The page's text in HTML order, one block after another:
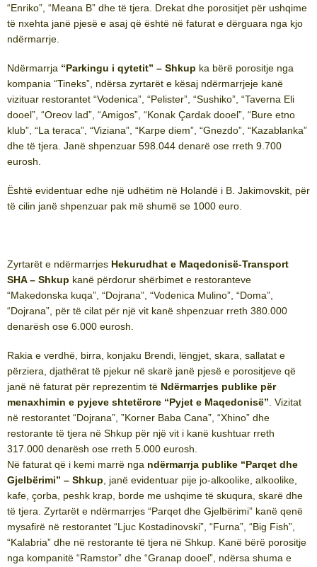
“Enriko”, “Meana B” dhe të tjera. Drekat dhe porositjet për ushqime
të nxehta janë pjesë e asaj që është në faturat e dërguara nga kjo
ndërmarrje.
Ndërmarrja “Parkingu i qytetit” – Shkup ka bërë porositje nga
kompania “Tineks”, ndërsa zyrtarët e kësaj ndërmarrjeje kanë
vizituar restorantet “Vodenica”, “Pelister”, “Sushiko”, “Taverna Eli
dooel”, “Oreov lad”, “Amigos”, “Konak Çardak dooel”, “Bure etno
klub”, “La teraca”, “Viziana”, “Karpe diem”, “Gnezdo”, “Kazablanka”
dhe të tjera. Janë shpenzuar 598.044 denarë ose rreth 9.700
eurosh.
Është evidentuar edhe një udhëtim në Holandë i B. Jakimovskit, për
të cilin janë shpenzuar pak më shumë se 1000 euro.
Zyrtarët e ndërmarrjes Hekurudhat e Maqedonisë-Transport
SHA – Shkup kanë përdorur shërbimet e restoranteve
“Makedonska kuqa”, “Dojrana”, “Vodenica Mulino”, “Doma”,
“Dojrana”, për të cilat për një vit kanë shpenzuar rreth 380.000
denarësh ose 6.000 eurosh.
Rakia e verdhë, birra, konjaku Brendi, lëngjet, skara, sallatat e
përziera, djathërat të pjekur në skarë janë pjesë e porositjeve që
janë në faturat për reprezentim të Ndërmarrjes publike për
menaxhimin e pyjeve shtetërore “Pyjet e Maqedonisë”. Vizitat
në restorantet “Dojrana”, ”Korner Baba Cana”, “Xhino” dhe
restorante të tjera në Shkup për një vit i kanë kushtuar rreth
317.000 denarësh ose rreth 5.000 eurosh.
Në faturat që i kemi marrë nga ndërmarrja publike “Parqet dhe
Gjelbërimi” – Shkup, janë evidentuar pije jo-alkoolike, alkoolike,
kafe, çorba, peshk krap, borde me ushqime të skuqura, skarë dhe
të tjera. Zyrtarët e ndërmarrjes “Parqet dhe Gjelbërimi” kanë qenë
mysafirë në restorantet “Ljuc Kostadinovski”, “Furna”, “Big Fish”,
“Kalabria” dhe në restorante të tjera në Shkup. Kanë bërë porositje
nga kompanitë “Ramstor” dhe “Granap dooel”, ndërsa shuma e